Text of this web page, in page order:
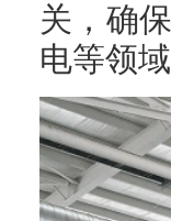
关，确
电等领